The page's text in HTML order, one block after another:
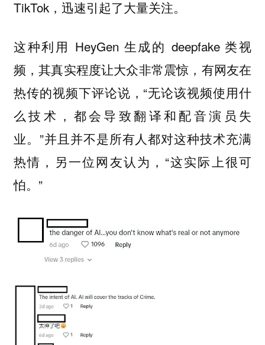
TikTok，迅速引起了大量关注。
这种利用 HeyGen 生成的 deepfake 类视
频，其真实程度让大众非常震惊，有网友在
热传的视频下评论说，“无论该视频使用什
么技术，都会导致翻译和配音演员失
业。”并且并不是所有人都对这种技术充满
热情，另一位网友认为，“这实际上很可
怕。”